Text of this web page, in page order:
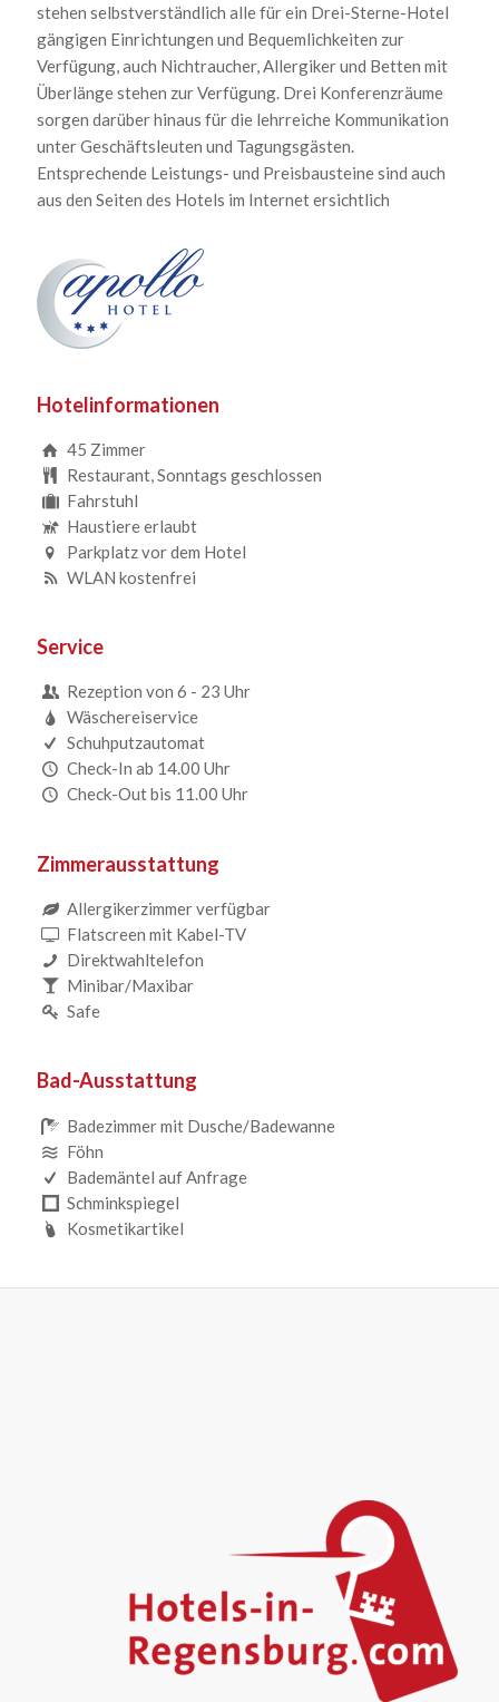
stehen selbstverständlich alle für ein Drei-Sterne-Hotel
gängigen Einrichtungen und Bequemlichkeiten zur
Verfügung, auch Nichtraucher, Allergiker und Betten mit
Überlänge stehen zur Verfügung. Drei Konferenzräume
sorgen darüber hinaus für die lehrreiche Kommunikation
unter Geschäftsleuten und Tagungsgästen.
Entsprechende Leistungs- und Preisbausteine sind auch
aus den Seiten des Hotels im Internet ersichtlich
Hotelinformationen
45 Zimmer
Restaurant, Sonntags geschlossen
Fahrstuhl
Haustiere erlaubt
Parkplatz vor dem Hotel
WLAN kostenfrei
Service
Rezeption von 6 - 23 Uhr
Wäschereiservice
Schuhputzautomat
Check-In ab 14.00 Uhr
Check-Out bis 11.00 Uhr
Zimmerausstattung
Allergikerzimmer verfügbar
Flatscreen mit Kabel-TV
Direktwahltelefon
Minibar/Maxibar
Safe
Bad-Ausstattung
Badezimmer mit Dusche/Badewanne
Föhn
Bademäntel auf Anfrage
Schminkspiegel
Kosmetikartikel